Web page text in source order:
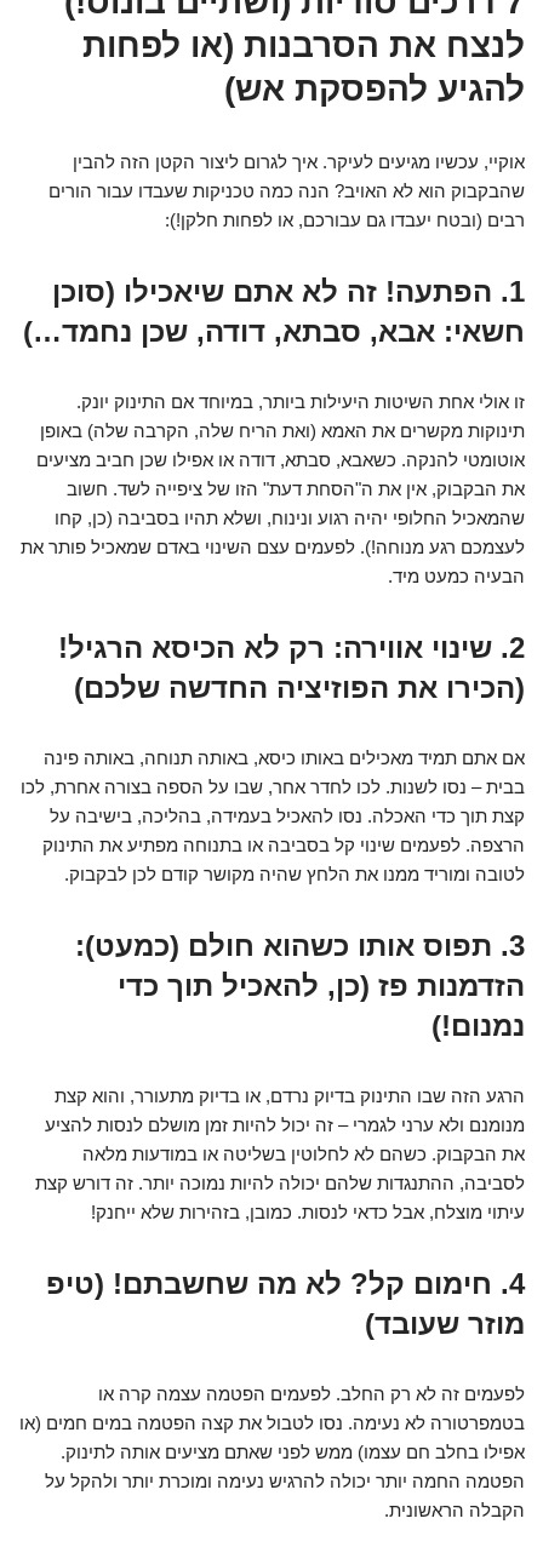
לנצח את הסרבנות (או לפחות
להגיע להפסקת אש)
אוקיי, עכשיו מגיעים לעיקר. איך לגרום ליצור הקטן הזה להבין
שהבקבוק הוא לא האויב? הנה כמה טכניקות שעבדו עבור הורים
רבים (ובטח יעבדו גם עבורכם, או לפחות חלקן!):
1. הפתעה! זה לא אתם שיאכילו (סוכן
חשאי: אבא, סבתא, דודה, שכן נחמד…)
זו אולי אחת השיטות היעילות ביותר, במיוחד אם התינוק יונק.
תינוקות מקשרים את האמא (ואת הריח שלה, הקרבה שלה) באופן
אוטומטי להנקה. כשאבא, סבתא, דודה או אפילו שכן חביב מציעים
את הבקבוק, אין את ה"הסחת דעת" הזו של ציפייה לשד. חשוב
שהמאכיל החלופי יהיה רגוע ונינוח, ושלא תהיו בסביבה (כן, קחו
לעצמכם רגע מנוחה!). לפעמים עצם השינוי באדם שמאכיל פותר את
הבעיה כמעט מיד.
2. שינוי אווירה: רק לא הכיסא הרגיל!
(הכירו את הפוזיציה החדשה שלכם)
אם אתם תמיד מאכילים באותו כיסא, באותה תנוחה, באותה פינה
בבית – נסו לשנות. לכו לחדר אחר, שבו על הספה בצורה אחרת, לכו
קצת תוך כדי האכלה. נסו להאכיל בעמידה, בהליכה, בישיבה על
הרצפה. לפעמים שינוי קל בסביבה או בתנוחה מפתיע את התינוק
לטובה ומוריד ממנו את הלחץ שהיה מקושר קודם לכן לבקבוק.
3. תפוס אותו כשהוא חולם (כמעט):
הזדמנות פז (כן, להאכיל תוך כדי
נמנום!)
הרגע הזה שבו התינוק בדיוק נרדם, או בדיוק מתעורר, והוא קצת
מנומנם ולא ערני לגמרי – זה יכול להיות זמן מושלם לנסות להציע
את הבקבוק. כשהם לא לחלוטין בשליטה או במודעות מלאה
לסביבה, ההתנגדות שלהם יכולה להיות נמוכה יותר. זה דורש קצת
עיתוי מוצלח, אבל כדאי לנסות. כמובן, בזהירות שלא ייחנק!
4. חימום קל? לא מה שחשבתם! (טיפ
מוזר שעובד)
לפעמים זה לא רק החלב. לפעמים הפטמה עצמה קרה או
בטמפרטורה לא נעימה. נסו לטבול את קצה הפטמה במים חמים (או
אפילו בחלב חם עצמו) ממש לפני שאתם מציעים אותה לתינוק.
הפטמה החמה יותר יכולה להרגיש נעימה ומוכרת יותר ולהקל על
הקבלה הראשונית.